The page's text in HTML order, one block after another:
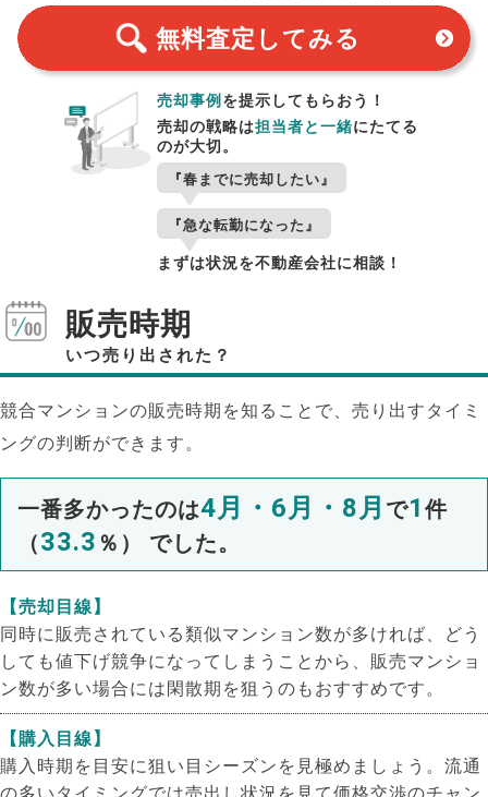
無料査定 してみる
売却事例を提示してもらおう！
売却の戦略は担当者と一緒にたてる
のが大切。
『春までに売却したい』
『急な転勤になった』
まずは状況を不動産会社に相談！
販売時期
いつ売り出された？
競合マンションの販売時期を知ることで、売り出すタイミ
ングの判断ができます。
一番多かったのは4月・6月・8月 で1 件
（33.3 ％） でした。
【売却目線】
同時に販売されている類似マンション数が多ければ、どう
しても値下げ競争になってしまうことから、販売マンショ
ン数が多い場合には閑散期を狙うのもおすすめです。
【購入目線】
購入時期を目安に狙い目シーズンを見極めましょう。流通
の多いタイミングでは売出し状況を見て価格交渉のチャン